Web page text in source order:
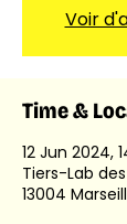
Voir
Time &
12 Jun 2024,
Tiers-Lab
13004